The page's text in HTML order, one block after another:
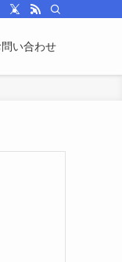
問い合わせ